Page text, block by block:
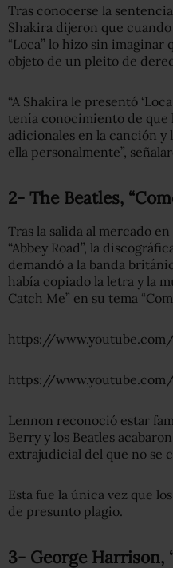
Tras conocerse la
Shakira dijeron que
“Loca” lo hizo sin imaginar
objeto de un pleito de
“A Shakira le presentó
tenía conocimiento de
adicionales en la canción
ella personalmente”,
2- The Beatles,
Tras la salida al mercado
“Abbey Road”, la
demandó a la banda
había copiado la letra y la
Catch Me” en su tema
https://www.youtube.com/
https://www.youtube.com/
Lennon reconoció estar
Berry y los Beatles
extrajudicial del que no se
Esta fue la única vez que
de presunto plagio.
3- George Harrison,